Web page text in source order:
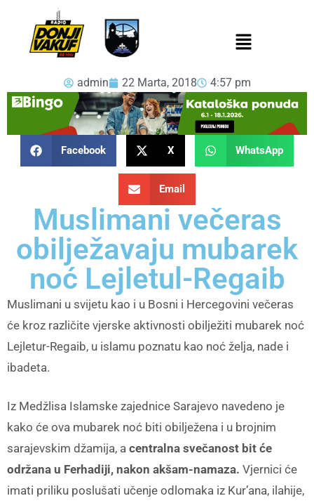
admin 22 Marta, 2018 4:57 pm
Facebook X WhatsApp
Email
Muslimani večeras
obilježavaju mubarek
noć Lejletul-Regaib
Muslimani u svijetu kao i u Bosni i Hercegovini večeras
će kroz različite vjerske aktivnosti obilježiti mubarek noć
Lejletur-Regaib, u islamu poznatu kao noć želja, nade i
ibadeta.
Iz Medžlisa Islamske zajednice Sarajevo navedeno je
kako će ova mubarek noć biti obilježena i u brojnim
sarajevskim džamija, a centralna svečanost bit će
održana u Ferhadiji, nakon akšam-namaza. Vjernici će
imati priliku poslušati učenje odlomaka iz Kur’ana, ilahije,